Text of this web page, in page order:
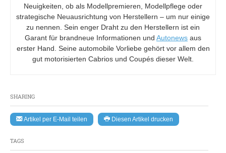
SHARING
Artikel per E-Mail teilen Diesen Artikel drucken
TAGS
Neuigkeiten, ob als Modellpremieren, Modellpflege oder
strategische Neuausrichtung von Herstellern – um nur einige
zu nennen. Sein enger Draht zu den Herstellern ist ein
Garant für brandneue Informationen und Autonews aus
erster Hand. Seine automobile Vorliebe gehört vor allem den
gut motorisierten Cabrios und Coupés dieser Welt.